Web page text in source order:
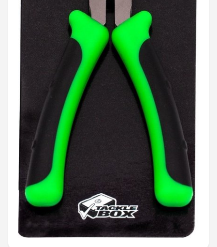
Rapala
PB Products
Fox Rage
Rozemeijer
Gamakatsu
Mikado
Alle merken →